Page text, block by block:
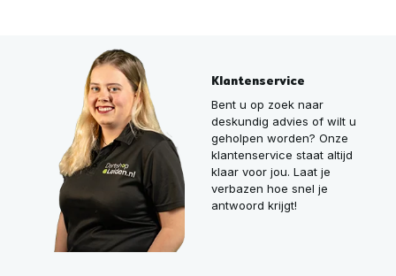
Klantenservice
Bent u op zoek naar
deskundig advies of wilt u
geholpen worden? Onze
klantenservice staat altijd
klaar voor jou. Laat je
verbazen hoe snel je
antwoord krijgt!